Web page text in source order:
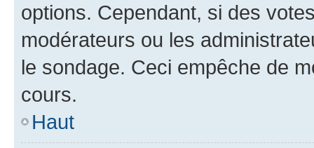
options. Cependant, si des
modérateurs ou les
le sondage. Ceci empêche de
cours.
Haut